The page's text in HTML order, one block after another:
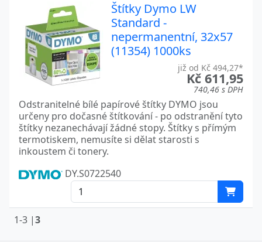
Štítky Dymo LW
Standard -
nepermanentní, 32x57
(11354) 1000ks
již od Kč 494,27*
Kč 611,95
740,46 s DPH
Odstranitelné bílé papírové štítky DYMO jsou
určeny pro dočasné štítkování - po odstranění tyto
štítky nezanechávají žádné stopy. Štítky s přímým
termotiskem, nemusíte si dělat starosti s
inkoustem či tonery.
DY.S0722540
1-3 |3